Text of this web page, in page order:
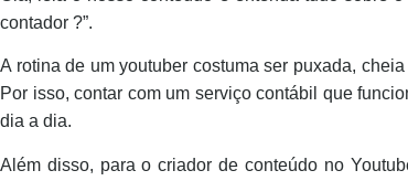
contador ?”.
A rotina de um youtuber costuma ser puxada,
Por isso, contar com um serviço contábil que
dia a dia.
Além disso, para o criador de conteúdo no